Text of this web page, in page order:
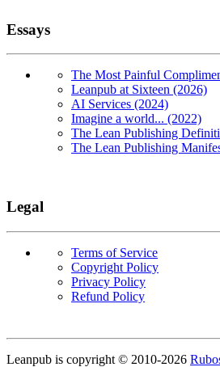
Essays
The Most Painful
Leanpub at Sixteen (2026)
AI Services (2024)
Imagine a world... (2022)
The Lean Publishing
The Lean Publishing
Legal
Terms of Service
Copyright Policy
Privacy Policy
Refund Policy
Copyright
Leanpub is copyright © 2010-2026